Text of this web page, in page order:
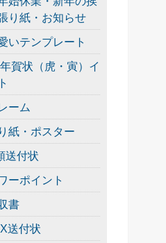
り紙・お知らせ
いテンプレート
賀状（虎・寅）イ
ーム
紙・ポスター
送付状
ーポイント
書
送付状